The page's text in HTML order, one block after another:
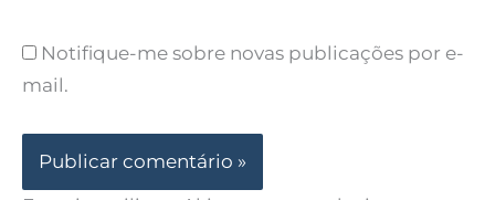
Notifique-me sobre novas publicações por e-
mail.